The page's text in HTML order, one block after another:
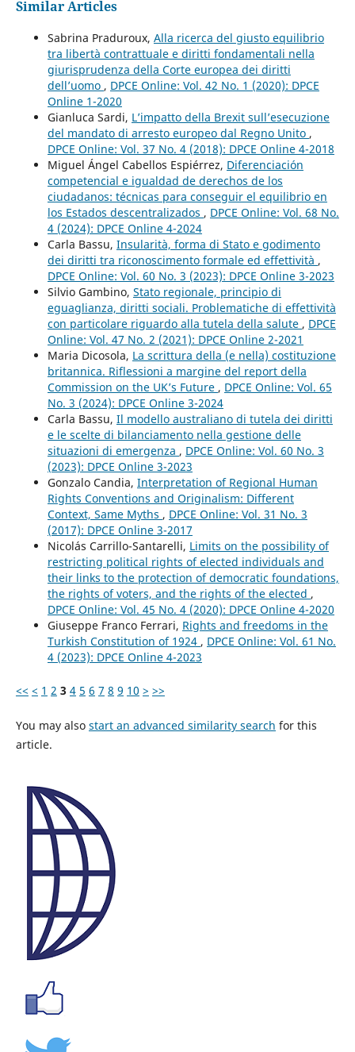
Similar Articles
Sabrina Praduroux, Alla ricerca del giusto equilibrio
tra libertà contrattuale e diritti fondamentali nella
giurisprudenza della Corte europea dei diritti
dell’uomo , DPCE Online: Vol. 42 No. 1 (2020): DPCE
Online 1-2020
Gianluca Sardi, L’impatto della Brexit sull’esecuzione
del mandato di arresto europeo dal Regno Unito ,
DPCE Online: Vol. 37 No. 4 (2018): DPCE Online 4-2018
Miguel Ángel Cabellos Espiérrez, Diferenciación
competencial e igualdad de derechos de los
ciudadanos: técnicas para conseguir el equilibrio en
los Estados descentralizados , DPCE Online: Vol. 68 No.
4 (2024): DPCE Online 4-2024
Carla Bassu, Insularità, forma di Stato e godimento
dei diritti tra riconoscimento formale ed effettività ,
DPCE Online: Vol. 60 No. 3 (2023): DPCE Online 3-2023
Silvio Gambino, Stato regionale, principio di
eguaglianza, diritti sociali. Problematiche di effettività
con particolare riguardo alla tutela della salute , DPCE
Online: Vol. 47 No. 2 (2021): DPCE Online 2-2021
Maria Dicosola, La scrittura della (e nella) costituzione
britannica. Riflessioni a margine del report della
Commission on the UK’s Future , DPCE Online: Vol. 65
No. 3 (2024): DPCE Online 3-2024
Carla Bassu, Il modello australiano di tutela dei diritti
e le scelte di bilanciamento nella gestione delle
situazioni di emergenza , DPCE Online: Vol. 60 No. 3
(2023): DPCE Online 3-2023
Gonzalo Candia, Interpretation of Regional Human
Rights Conventions and Originalism: Different
Context, Same Myths , DPCE Online: Vol. 31 No. 3
(2017): DPCE Online 3-2017
Nicolás Carrillo-Santarelli, Limits on the possibility of
restricting political rights of elected individuals and
their links to the protection of democratic foundations,
the rights of voters, and the rights of the elected ,
DPCE Online: Vol. 45 No. 4 (2020): DPCE Online 4-2020
Giuseppe Franco Ferrari, Rights and freedoms in the
Turkish Constitution of 1924 , DPCE Online: Vol. 61 No.
4 (2023): DPCE Online 4-2023
<< < 1 2 3 4 5 6 7 8 9 10 > >>
You may also start an advanced similarity search for this
article.